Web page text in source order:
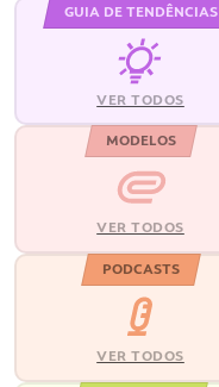
GUIA DE TENDÊNCIAS
VER TODOS
MODELOS
VER TODOS
PODCASTS
VER TODOS